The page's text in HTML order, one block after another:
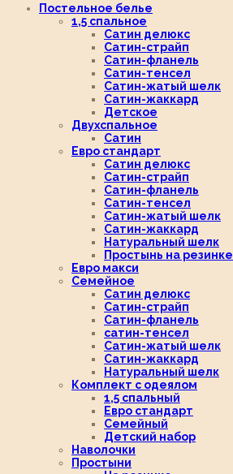
Постельное белье
1,5 спальное
Сатин делюкс
Сатин-страйп
Сатин-фланель
Сатин-тенсел
Сатин-жатый шелк
Сатин-жаккард
Детское
Двухспальное
Сатин
Евро стандарт
Сатин делюкс
Сатин-страйп
Сатин-фланель
Сатин-тенсел
Сатин-жатый шелк
Сатин-жаккард
Натуральный шелк
Простынь на резинке
Евро макси
Семейное
Сатин делюкс
Сатин-страйп
Сатин-фланель
сатин-тенсел
Сатин-жатый шелк
Сатин-жаккард
Натуральный шелк
Комплект с одеялом
1,5 спальный
Евро стандарт
Семейный
Детский набор
Наволочки
Простыни